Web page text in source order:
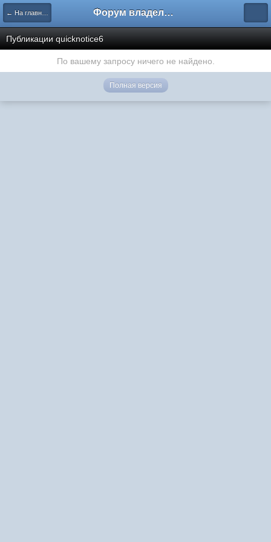
← На главную Форум владельцев интернет-магазинов
Публикации quicknotice6
По вашему запросу ничего не найдено.
Полная версия